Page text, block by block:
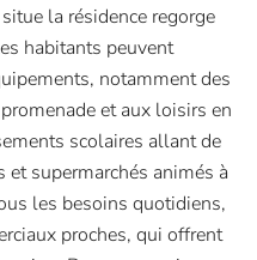
la résidence regorge
habitants peuvent
notamment des
et aux loisirs en
scolaires allant de
et supermarchés animés à
les besoins quotidiens,
proches, qui offrent